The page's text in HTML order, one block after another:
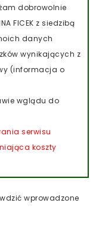
dobrowolnie
FICEK z siedzibą
danych
wynikających z
(informacja o
wglądu do
serwisu
koszty
wprowadzone